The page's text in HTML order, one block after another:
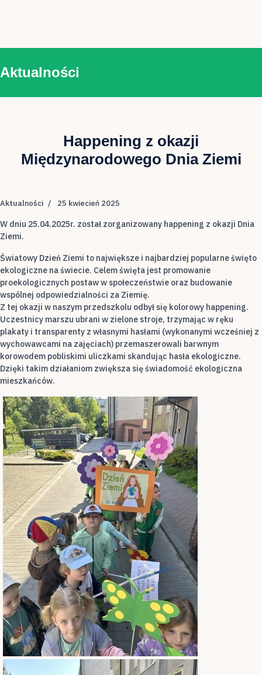
Aktualności
Happening z okazji
Międzynarodowego Dnia Ziemi
Aktualności 25 kwiecień 2025
W dniu 25.04.2025r. został zorganizowany happening z okazji Dnia
Ziemi.
Światowy Dzień Ziemi to największe i najbardziej popularne święto
ekologiczne na świecie. Celem święta jest promowanie
proekologicznych postaw w społeczeństwie oraz budowanie
wspólnej odpowiedzialności za Ziemię.
Z tej okazji w naszym przedszkolu odbył się kolorowy happening.
Uczestnicy marszu ubrani w zielone stroje, trzymając w ręku
plakaty i transparenty z własnymi hasłami (wykonanymi wcześniej z
wychowawcami na zajęciach) przemaszerowali barwnym
korowodem pobliskimi uliczkami skandując hasła ekologiczne.
Dzięki takim działaniom zwiększa się świadomość ekologiczna
mieszkańców.